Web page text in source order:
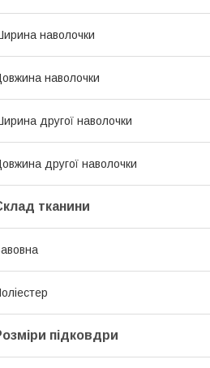
наволочки
наволочки
другої наволочки
другої наволочки
тканини
підковдри